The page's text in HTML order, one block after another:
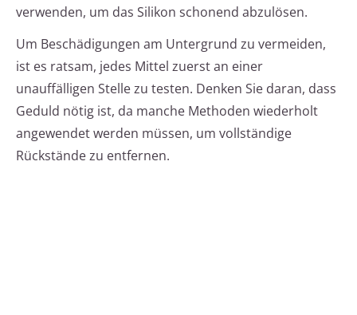
verwenden, um das Silikon schonend abzulösen.
Um Beschädigungen am Untergrund zu vermeiden,
ist es ratsam, jedes Mittel zuerst an einer
unauffälligen Stelle zu testen. Denken Sie daran, dass
Geduld nötig ist, da manche Methoden wiederholt
angewendet werden müssen, um vollständige
Rückstände zu entfernen.